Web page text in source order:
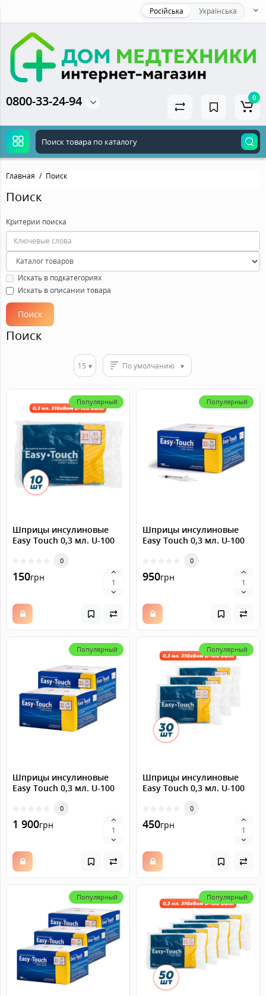
Російська Українська
0800-33-24-94 0
Главная Поиск
Поиск
Критерии поиска
Искать в подкатегориях
Искать в описании товара
Поиск
15 По умолчанию
Популярный
Шприцы инсулиновые
Easy Touch 0,3 мл. U-100
0
150грн
Популярный
Шприцы инсулиновые
Easy Touch 0,3 мл. U-100
0
950грн
Популярный
Шприцы инсулиновые
Easy Touch 0,3 мл. U-100
0
1 900грн
Популярный
Шприцы инсулиновые
Easy Touch 0,3 мл. U-100
0
450грн
Популярный Популярный